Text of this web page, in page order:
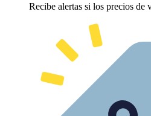
Recibe alertas si los precios de